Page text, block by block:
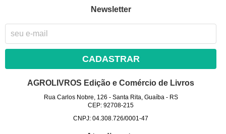
Newsletter
CADASTRAR
AGROLIVROS Edição e Comércio de Livros
Rua Carlos Nobre, 126 - Santa Rita, Guaíba- RS
CEP: 92708-215
CNPJ: 04.308.726/0001-47